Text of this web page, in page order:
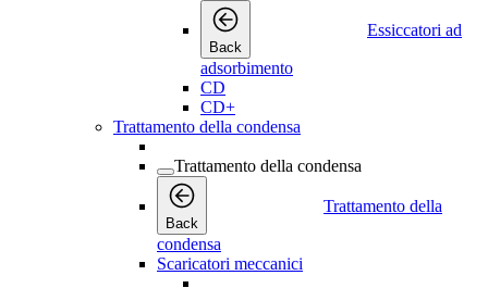
Back
Essiccatori ad
adsorbimento
CD
CD+
Trattamento della condensa
Trattamento della condensa
Back
Trattamento della
condensa
Scaricatori meccanici